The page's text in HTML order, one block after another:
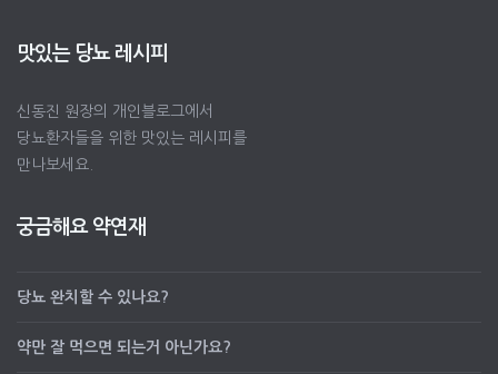
맛있는 당뇨 레시피
신동진 원장의 개인블로그에서
당뇨환자들을 위한 맛있는 레시피를
만나보세요.
궁금해요 약연재
당뇨 완치할 수 있나요?
약만 잘 먹으면 되는거 아닌가요?